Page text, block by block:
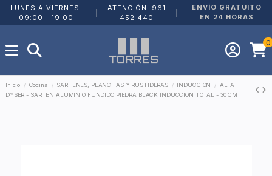
LUNES A VIERNES:
09:00 - 19:00
ATENCIÓN: 961
452 440
ENVÍO GRATUITO
EN 24 HORAS
0
Inicio Cocina SARTENES, PLANCHAS Y RUSTIDERAS INDUCCION
ALFA
DYSER - SARTEN ALUMINIO FUNDIDO PIEDRA BLACK INDUCCION TOTAL - 30 CM